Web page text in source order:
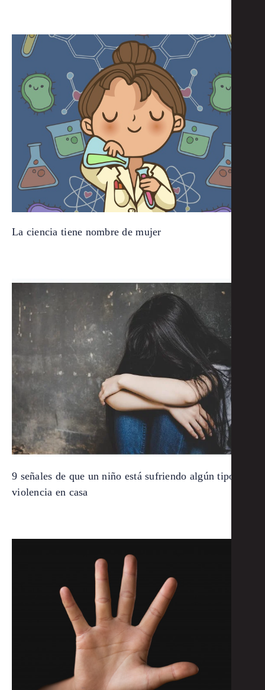
La ciencia tiene nombre de mujer
9 señales de que un niño está sufriendo algún tipo de
violencia en casa